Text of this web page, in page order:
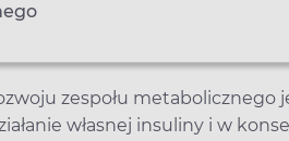
zespołu metabolicznego
własnej insuliny i w